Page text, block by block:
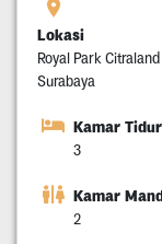
Lokasi
Royal Park
Surabaya
Kamar Tidur
3
Kamar
2